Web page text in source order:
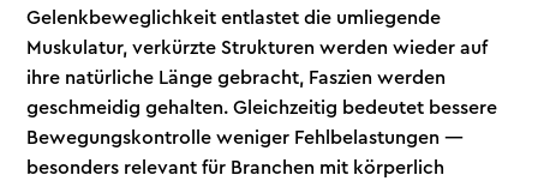
Gelenkbeweglichkeit entlastet die umliegende
Muskulatur, verkürzte Strukturen werden wieder auf
ihre natürliche Länge gebracht, Faszien werden
geschmeidig gehalten. Gleichzeitig bedeutet bessere
Bewegungskontrolle weniger Fehlbelastungen —
besonders relevant für Branchen mit körperlich